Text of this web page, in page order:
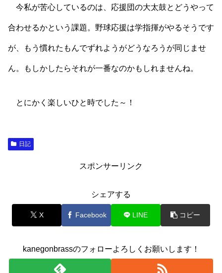
今私が苦心しているのは、応援団の大太鼓とどうやって
合わせるかという課題。野球応援は学指揮がやるそうです
が、もう慣れたもんでずれようがどうなろうが同じませ
ん。もしかしたらそれが一番なのかもしれませんね。
とにかく楽しいひと時でした～！
日記
スポンサーリンク
シェアする
X Facebook LINE コピー
kanegonbrassのフォローよろしくお願いします！